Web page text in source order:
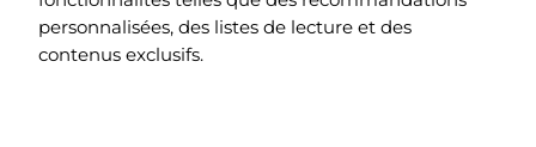
personnalisées, des listes de lecture et des
contenus exclusifs.